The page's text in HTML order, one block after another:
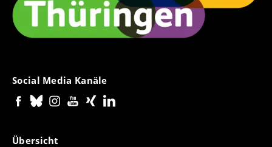
Social Media Kanäle
Übersicht